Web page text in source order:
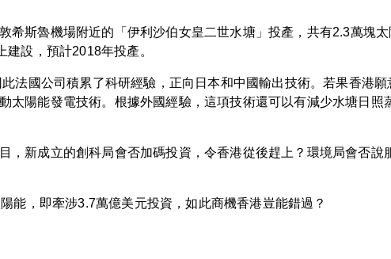
希斯魯機場附近的「伊利沙伯女皇二世水塘」投產，共有2.3萬塊
設，預計2018年投產。
法國公司積累了科研經驗，正向日本和中國輸出技術。若果香港
太陽能發電技術。根據外國經驗，這項技術還可以有減少水塘日照
，新成立的創科局會否加碼投資，令香港從後趕上？環境局會否說
能，即牽涉3.7萬億美元投資，如此商機香港豈能錯過？